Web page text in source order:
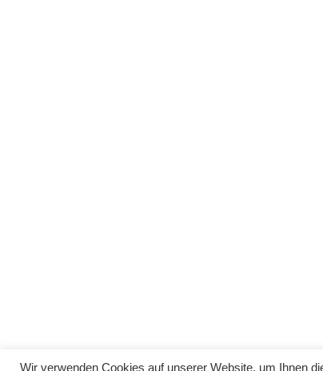
Wir verwenden Cookies auf unserer Website, um Ihnen